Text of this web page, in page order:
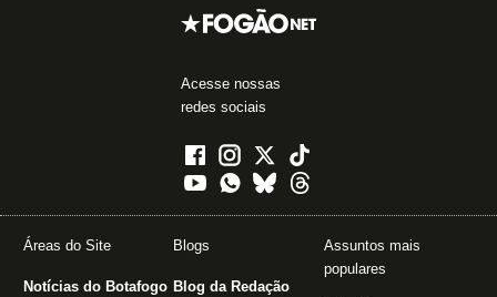
Acesse nossas
redes sociais
Áreas do Site
Notícias do Botafogo
Blogs
Blog da Redação
Assuntos mais
populares